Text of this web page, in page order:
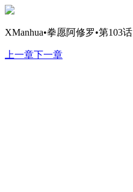
XManhua•拳愿阿修罗•第103话
上一章下一章